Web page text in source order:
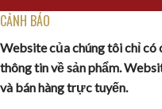
CẢNH BÁO
Website của chúng tôi chỉ
thông tin về sản phẩm.
và bán hàng trực tuyến.